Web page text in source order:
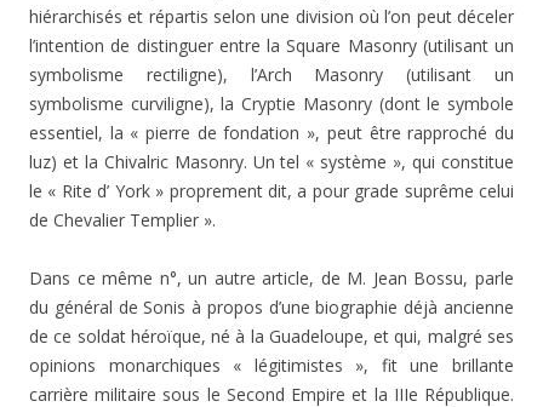
hiérarchisés et répartis selon une division où l’on peut déceler
l’intention de distinguer entre la Square Ma­sonry (utilisant un
symbolisme rectiligne), l’Arch Masonry (utilisant un
symbolisme curviligne), la Cryptie Masonry (dont le symbole
essentiel, la « pierre de fondation », peut être rapproché du
luz) et la Chivalric Masonry. Un tel « système », qui constitue
le « Rite d’ York » proprement dit, a pour grade suprême celui
de Chevalier Templier ».
Dans ce même n°, un autre article, de M. Jean Bossu, parle
du général de Sonis à propos d’une biographie déjà ancienne
de ce soldat héroïque, né à la Guadeloupe, et qui, malgré ses
opinions monarchiques « légitimistes », fit une brillante
carrière militaire sous le Second Empire et la IIIe République.